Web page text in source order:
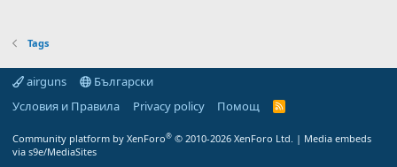
Tags
airguns
Български
Условия и Правила
Privacy policy Помощ
R
Community platform by XenForo® © 2010-2026 XenForo Ltd. | Media embeds
via s9e/MediaSites